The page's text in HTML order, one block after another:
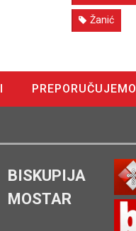
Žanić
PREPORUČUJEMO
BISKUPIJA
MOSTAR